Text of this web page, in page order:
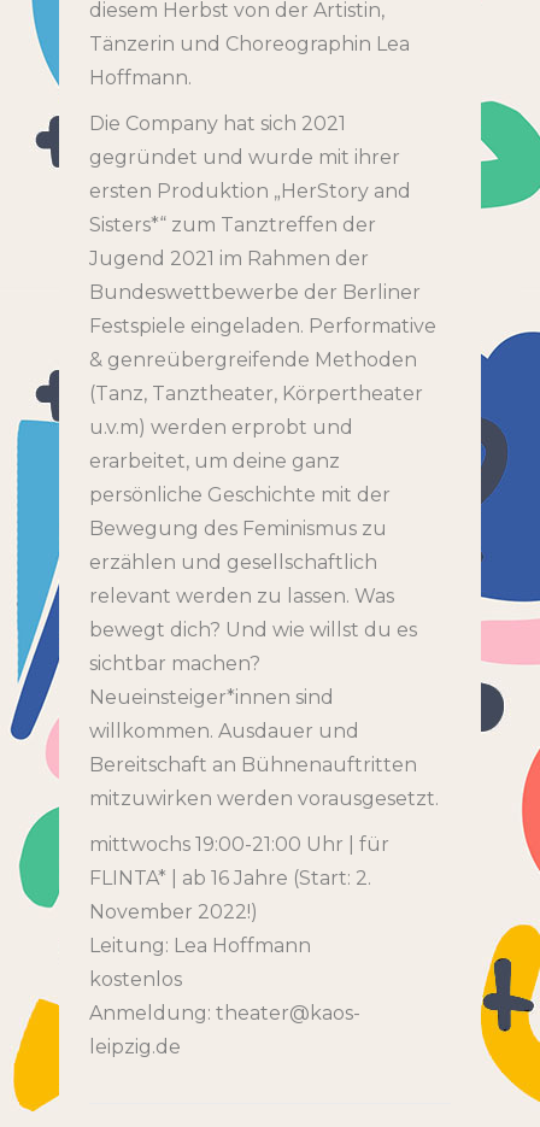
diesem Herbst von der Artistin,
Tänzerin und Choreographin Lea
Hoffmann.
Die Company hat sich 2021
gegründet und wurde mit ihrer
ersten Produktion „HerStory and
Sisters*“ zum Tanztreffen der
Jugend 2021 im Rahmen der
Bundeswettbewerbe der Berliner
Festspiele eingeladen. Performative
& genreübergreifende Methoden
(Tanz, Tanztheater, Körpertheater
u.v.m) werden erprobt und
erarbeitet, um deine ganz
persönliche Geschichte mit der
Bewegung des Feminismus zu
erzählen und gesellschaftlich
relevant werden zu lassen. Was
bewegt dich? Und wie willst du es
sichtbar machen?
Neueinsteiger*innen sind
willkommen. Ausdauer und
Bereitschaft an Bühnenauftritten
mitzuwirken werden vorausgesetzt.
mittwochs 19:00-21:00 Uhr | für
FLINTA* | ab 16 Jahre (Start: 2.
November 2022!)
Leitung: Lea Hoffmann
kostenlos
Anmeldung: theater@kaos-
leipzig.de